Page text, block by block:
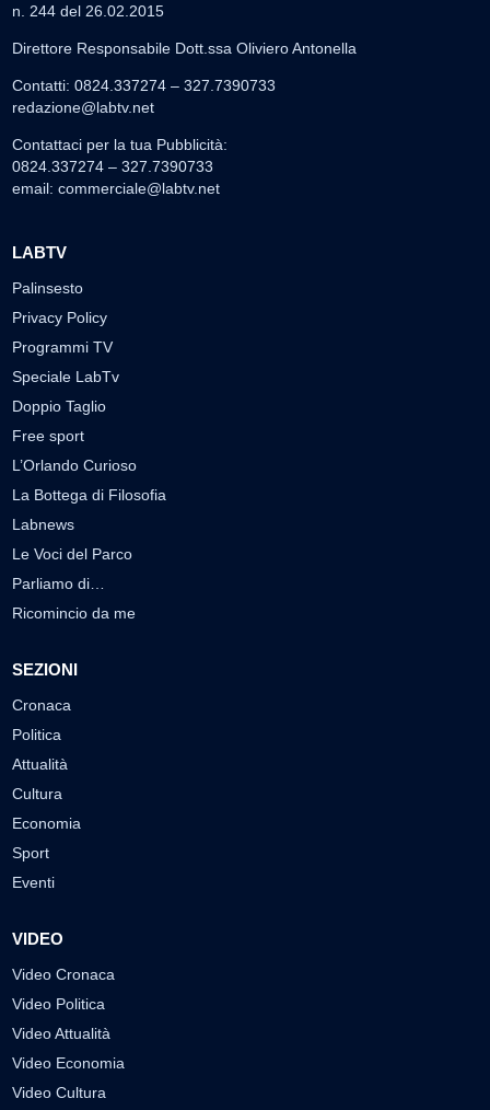
n. 244 del 26.02.2015
Direttore Responsabile Dott.ssa Oliviero Antonella
Contatti: 0824.337274 – 327.7390733
redazione@labtv.net
Contattaci per la tua Pubblicità:
0824.337274 – 327.7390733
email: commerciale@labtv.net
LABTV
Palinsesto
Privacy Policy
Programmi TV
Speciale LabTv
Doppio Taglio
Free sport
L’Orlando Curioso
La Bottega di Filosofia
Labnews
Le Voci del Parco
Parliamo di…
Ricomincio da me
SEZIONI
Cronaca
Politica
Attualità
Cultura
Economia
Sport
Eventi
VIDEO
Video Cronaca
Video Politica
Video Attualità
Video Economia
Video Cultura